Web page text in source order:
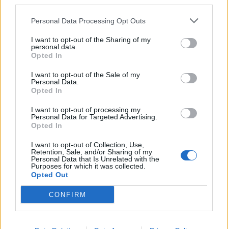
Personal Data Processing Opt Outs
I want to opt-out of the Sharing of my
personal data.
Opted In
I want to opt-out of the Sale of my
Personal Data.
Opted In
I want to opt-out of processing my
Personal Data for Targeted Advertising.
Opted In
I want to opt-out of Collection, Use,
Retention, Sale, and/or Sharing of my
Personal Data that Is Unrelated with the
Purposes for which it was collected.
Opted Out
CONFIRM
gyújtogatást
2026. július 19., vasárnap